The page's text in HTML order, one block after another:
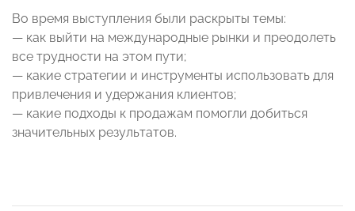
Во время выступления были раскрыты темы:
— как выйти на международные рынки и преодолеть
все трудности на этом пути;
— какие стратегии и инструменты использовать для
привлечения и удержания клиентов;
— какие подходы к продажам помогли добиться
значительных результатов.